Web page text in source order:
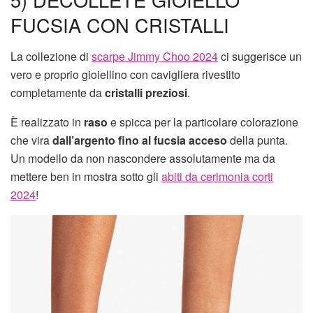
FUCSIA CON CRISTALLI
La collezione di scarpe Jimmy Choo 2024ci suggerisce un
vero e proprio gioiellino con cavigliera rivestito
completamente dacristalli preziosi.
È realizzato in raso e spicca per la particolare colorazione
che viradall’argento fino al fucsia acceso della punta.
Un modello da non nascondere assolutamente ma da
mettere ben in mostra sotto gli abiti da cerimonia corti
2024!